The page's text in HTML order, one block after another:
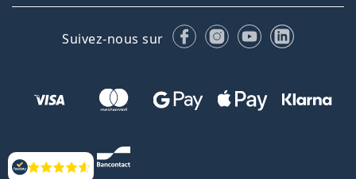
Évaluation
Suivez-nous sur FacebookInstagram
YouTubeLinkedIn